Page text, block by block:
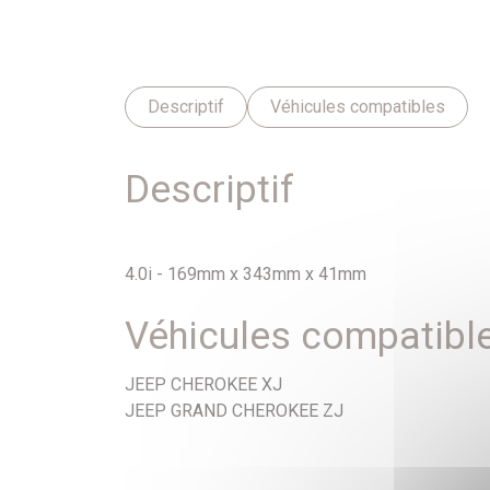
Descriptif Véhicules compatibles
Descriptif
4.0i - 169mm x 343mm x 41mm
Véhicules
JEEP CHEROKEE XJ
JEEP GRAND CHEROKEE ZJ